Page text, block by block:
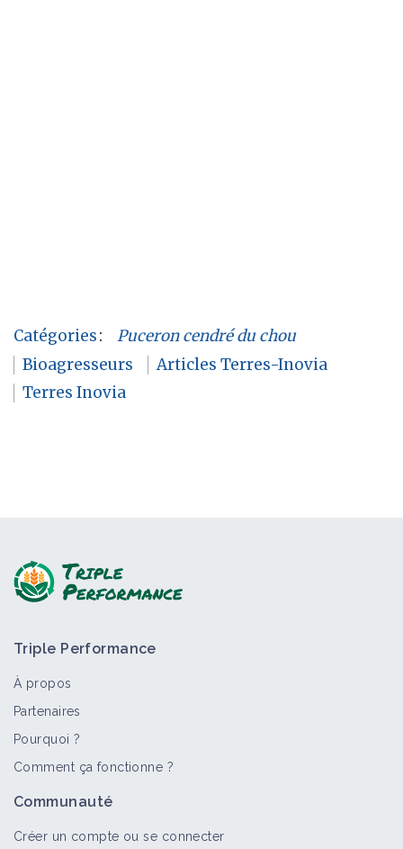
Catégories:
Puceron cendré du chou
Bioagresseurs
Articles Terres-Inovia
Terres Inovia
Triple Performance
À propos
Partenaires
Pourquoi ?
Comment ça fonctionne ?
Communauté
Créer un compte ou se connecter